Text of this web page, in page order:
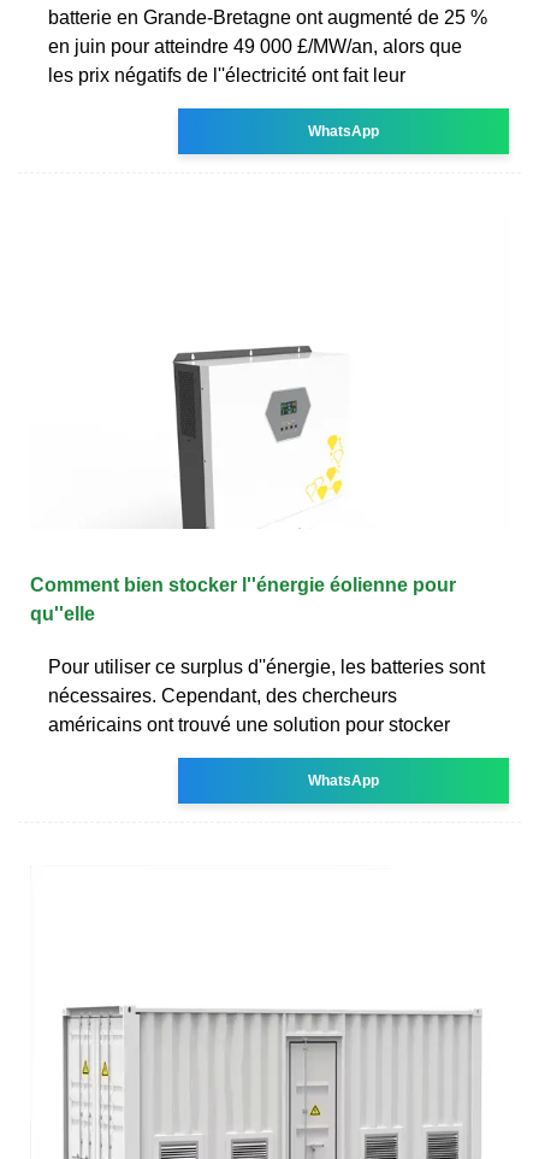
batterie en Grande-Bretagne ont augmenté de 25 %
en juin pour atteindre 49 000 £/MW/an, alors que
les prix négatifs de l''électricité ont fait leur
WhatsApp
Comment bien stocker l''énergie éolienne pour
qu''elle
Pour utiliser ce surplus d''énergie, les batteries sont
nécessaires. Cependant, des chercheurs
américains ont trouvé une solution pour stocker
WhatsApp